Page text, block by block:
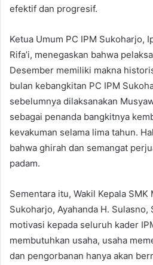
efektif dan progresif.
Ketua Umum PC IPM Sukoharjo,
Rifa’i, menegaskan bahwa
Desember memiliki makna
bulan kebangkitan PC IPM
sebelumnya dilaksanakan
sebagai penanda bangkitnya
kevakuman selama lima tahun.
bahwa ghirah dan semangat
padam.
Sementara itu, Wakil Kepala SMK
Sukoharjo, Ayahanda H. Sulasno,
motivasi kepada seluruh kader
membutuhkan usaha, usaha
dan pengorbanan hanya akan